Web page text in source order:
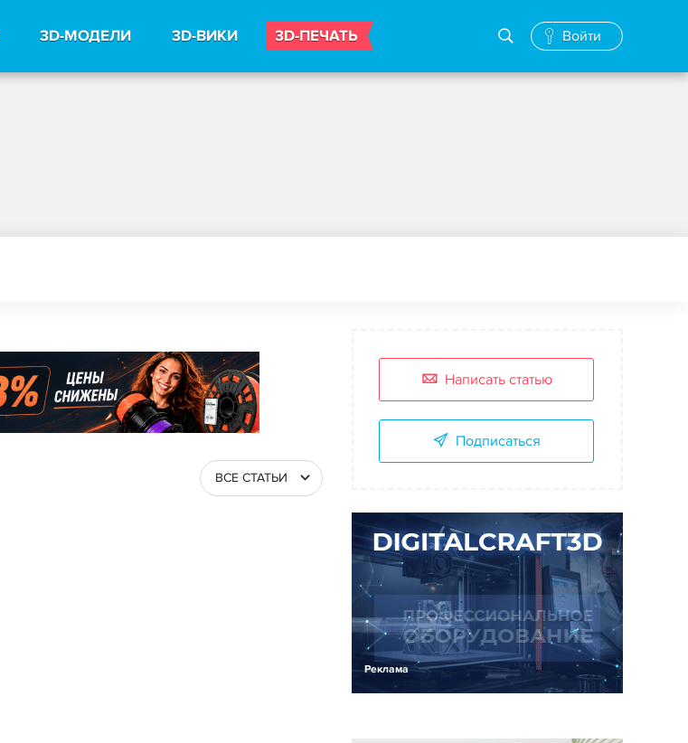
3D-МОДЕЛИ 3D-ВИКИ 3D-ПЕЧАТЬ Войти
ВСЕ СТАТЬИ
Написать статью
Подписаться
Реклама